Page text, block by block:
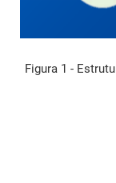
Figura 1 -